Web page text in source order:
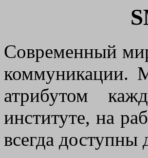
Современный
коммуникации.
атрибутом
институте, на
всегда